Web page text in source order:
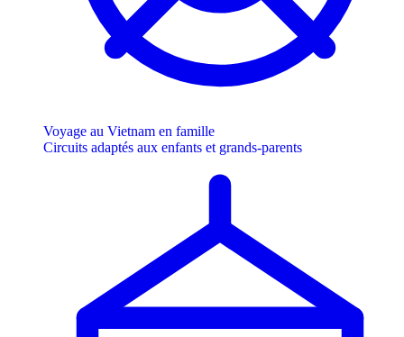
Voyage au Vietnam en famille
Circuits adaptés aux enfants et grands-parents